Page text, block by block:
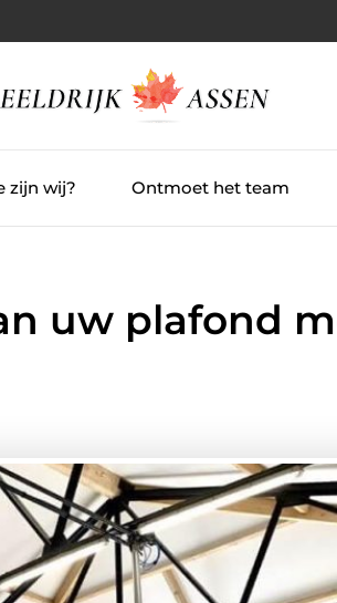
zijn wij? Ontmoet het team
uw plafond